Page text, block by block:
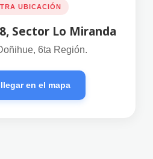
UBICACIÓN
Sector Lo Miranda
6ta Región.
en el mapa